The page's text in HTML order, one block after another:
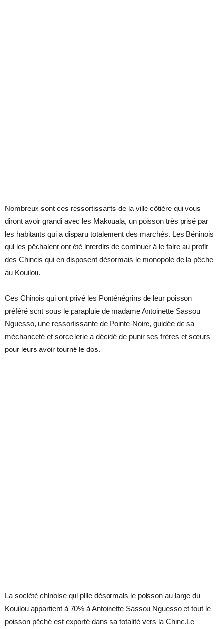
Nombreux sont ces ressortissants de la ville côtière qui vous
diront avoir grandi avec les Makouala, un poisson très prisé par
les habitants qui a disparu totalement des marchés. Les Béninois
qui les pêchaient ont été interdits de continuer à le faire au profit
des Chinois qui en disposent désormais le monopole de la pêche
au Kouilou.
Ces Chinois qui ont privé les Ponténégrins de leur poisson
préféré sont sous le parapluie de madame Antoinette Sassou
Nguesso, une ressortissante de Pointe-Noire, guidée de sa
méchanceté et sorcellerie a décidé de punir ses frères et sœurs
pour leurs avoir tourné le dos.
La société chinoise qui pille désormais le poisson au large du
Kouilou appartient à 70% à Antoinette Sassou Nguesso et tout le
poisson pêché est exporté dans sa totalité vers la Chine.Le